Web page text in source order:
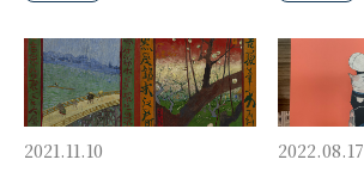
2021.11.10
2022.08.17